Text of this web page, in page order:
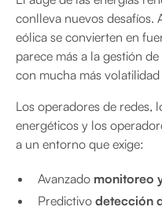
conlleva nuevos desafíos.
eólica se convierten en
parece más a la gestión
con mucha más
Los operadores de redes,
energéticos y los
a un entorno que exige:
Avanzado monitoreo
Predictivo detección